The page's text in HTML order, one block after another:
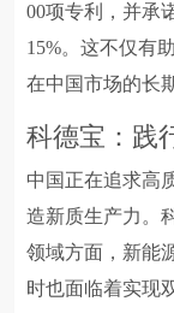
00项专利，并承
15%。这不仅有
在中国市场的长
科德宝：践
中国正在追求高
造新质生产力。
领域方面，新能
时也面临着实现